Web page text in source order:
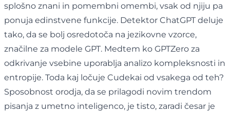
splošno znani in pomembni omembi, vsak od njiju pa
ponuja edinstvene funkcije. Detektor ChatGPT deluje
tako, da se bolj osredotoča na jezikovne vzorce,
značilne za modele GPT. Medtem ko GPTZero za
odkrivanje vsebine uporablja analizo kompleksnosti in
entropije. Toda kaj ločuje Cudekai od vsakega od teh?
Sposobnost orodja, da se prilagodi novim trendom
pisanja z umetno inteligenco, je tisto, zaradi česar je